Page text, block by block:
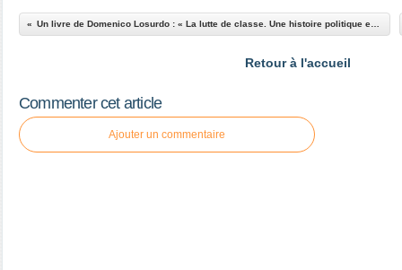
Retour à l'accueil
Commenter cet article
Ajouter un commentaire